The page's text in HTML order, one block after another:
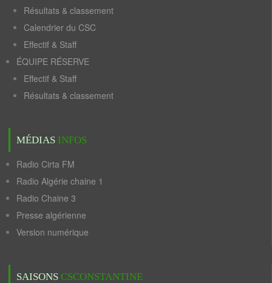
Résultats & classement
Calendrier du CSC
Effectif & Staff
ÉQUIPE RÉSERVE
Effectif & Staff
Résultats & classement
MÉDIAS INFOS
Radio Cirta FM
Radio Algérie chaine 1
Radio Chaine 3
Presse algérienne
Version numérique
SAISONS CSCONSTANTINE